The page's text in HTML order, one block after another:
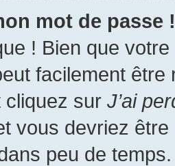
mot de passe !
! Bien que
facilement
cliquez sur J’ai
vous devriez
peu de temps.